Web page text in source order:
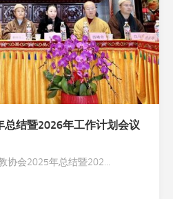
结暨2026年工作计划会议
协会2025年总结暨202...